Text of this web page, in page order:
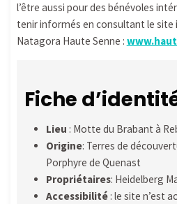
l’être aussi pour des bénévoles
tenir informés en consultant le site
Natagora Haute Senne :
Fiche
Lieu : Motte du Brabant à
Origine: Terres de
Porphyre de Quenast
Propriétaires: Heidelberg
Accessibilité : le site n’est